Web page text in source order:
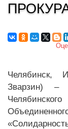
Челябинск,
Зварзин) –